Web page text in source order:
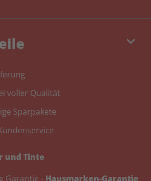
keyboard_arrow_down
voller Qualität
Sparpakete
und Tinte
Garantie - Hausmarken-Garantie